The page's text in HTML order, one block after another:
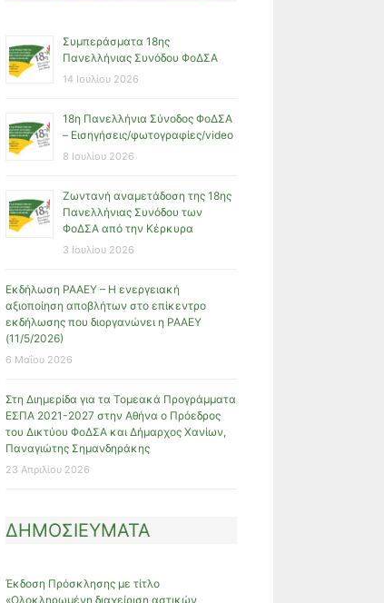
Συμπεράσματα 18ης
Πανελλήνιας Συνόδου ΦοΔΣΑ
14 Ιουλίου 2026
18η Πανελλήνια Σύνοδος ΦοΔΣΑ
– Εισηγήσεις/φωτογραφίες/video
8 Ιουλίου 2026
Ζωντανή αναμετάδοση της 18ης
Πανελλήνιας Συνόδου των
ΦοΔΣΑ από την Κέρκυρα
3 Ιουλίου 2026
Εκδήλωση ΡΑΑΕΥ – Η ενεργειακή
αξιοποίηση αποβλήτων στο επίκεντρο
εκδήλωσης που διοργανώνει η ΡΑΑΕΥ
(11/5/2026)
6 Μαΐου 2026
Στη Διημερίδα για τα Τομεακά Προγράμματα
ΕΣΠΑ 2021-2027 στην Αθήνα ο Πρόεδρος
του Δικτύου ΦοΔΣΑ και Δήμαρχος Χανίων,
Παναγιώτης Σημανδηράκης
23 Απριλίου 2026
ΔΗΜΟΣΙΕΥΜΑΤΑ
Έκδοση Πρόσκλησης με τίτλο
«Ολοκληρωμένη διαχείριση αστικών